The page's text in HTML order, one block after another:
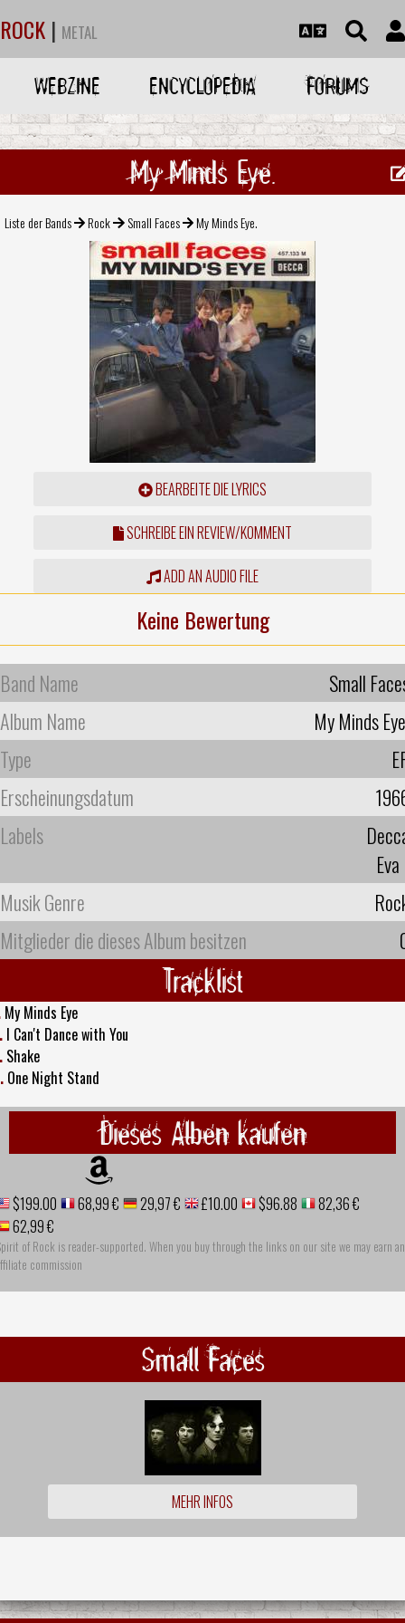
ROCK | METAL
WEBZINE ENCYCLOPEDIA FORUMS
My Minds Eye.
Liste der Bands Rock Small Faces My Minds Eye.
BEARBEITE DIE LYRICS
SCHREIBE EIN REVIEW/KOMMENT
ADD AN AUDIO FILE
Keine Bewertung
Band Name
Small
Album Name
My Minds
Type
Erscheinungsdatum
Labels
Eva
Musik Genre
Mitglieder die dieses Album besitzen
Tracklist
My Minds Eye
I Can't Dance with You
Shake
One Night Stand
Dieses Alben kaufen
$199.00 68,99 € 29,97 € £10.00 $96.88
82,36 €
62,99 €
of Rock is reader-supported. When you buy through the links on our site we may earn an
commission
Small Faces
MEHR INFOS